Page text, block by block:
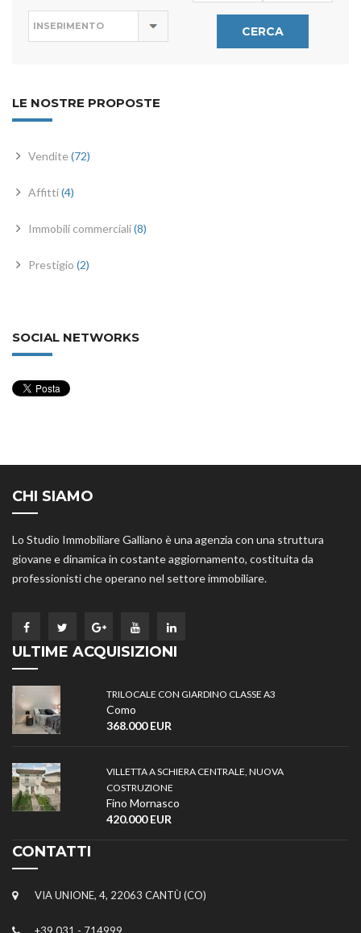
CERCA
LE NOSTRE PROPOSTE
Vendite (72)
Affitti(4)
Immobili commerciali(8)
Prestigio (2)
SOCIAL NETWORKS
CHI SIAMO
Lo Studio Immobiliare Galliano è una agenzia con una struttura
giovane e dinamica in costante aggiornamento, costituita da
professionisti che operano nel settore immobiliare.
ULTIME ACQUISIZIONI
TRILOCALE CON GIARDINO CLASSE A3
Como
368.000 EUR
VILLETTA A SCHIERA CENTRALE, NUOVA
COSTRUZIONE
Fino Mornasco
420.000 EUR
CONTATTI
VIA UNIONE, 4, 22063 CANTÙ (CO)
+39 031 - 714999